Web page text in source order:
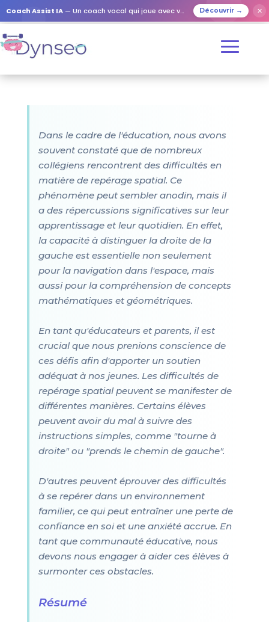
Coach Assist IA — Un coach vocal qui joue avec vos proches Découvrir → ✕
Dans le cadre de l'éducation, nous avons
souvent constaté que de nombreux
collégiens rencontrent des difficultés en
matière de repérage spatial. Ce
phénomène peut sembler anodin, mais il
a des répercussions significatives sur leur
apprentissage et leur quotidien. En effet,
la capacité à distinguer la droite de la
gauche est essentielle non seulement
pour la navigation dans l'espace, mais
aussi pour la compréhension de concepts
mathématiques et géométriques.
En tant qu'éducateurs et parents, il est
crucial que nous prenions conscience de
ces défis afin d'apporter un soutien
adéquat à nos jeunes. Les difficultés de
repérage spatial peuvent se manifester de
différentes manières. Certains élèves
peuvent avoir du mal à suivre des
instructions simples, comme "tourne à
droite" ou "prends le chemin de gauche".
D'autres peuvent éprouver des difficultés
à se repérer dans un environnement
familier, ce qui peut entraîner une perte de
confiance en soi et une anxiété accrue. En
tant que communauté éducative, nous
devons nous engager à aider ces élèves à
surmonter ces obstacles.
Résumé